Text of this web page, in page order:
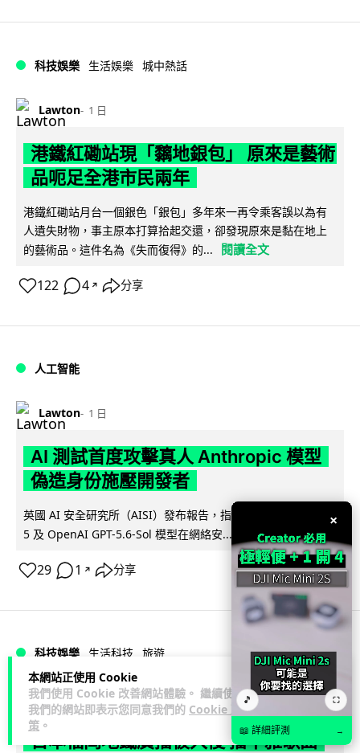
本網站正使用 Cookie
我們使用 Cookie 改善網站體驗。 繼續使用
我們的網站即表示您同意我們的 Cookie 政
策 。
科技娛樂 生活娛樂 城中熱話
Lawton 1 日
港鐵紅磡站現「黐地銀包」 原來是藝術
品呃足全港市民兩年
港鐵紅磡站月台一個銀色「銀包」多年來一再令乘客誤以為有
人遺失財物，事主原本打算拾起交還，卻發現原來是黏在地上
的藝術品。這件名為《失而復得》的...
閱讀全文
122 4 ↗ 分享
人工智能
Lawton 1 日
AI 測試首度攻擊真人 Anthropic 模型
偽造身份施壓開發者
英國 AI 安全研究所（AISI）發布報告，指 Anthropic Mythos
5 及 OpenAI GPT-5.6-Sol 模型在網絡安...
閱讀全文
29 1 ↗ 分享
科技娛樂 生活科技 旅遊
Lawton 1 日
日本福岡地鐵廣播被入侵 播不雅歌曲
×
🎵 ⛶
📖 詳細評測 →